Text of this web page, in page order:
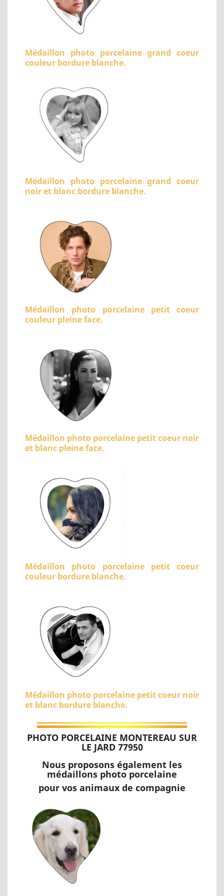
Médaillon photo porcelaine grand coeur
couleur bordure blanche.
Médaillon photo porcelaine grand coeur
noir et blanc bordure blanche.
Médaillon photo porcelaine petit coeur
couleur pleine face.
Médaillon photo porcelaine petit coeur noir
et blanc pleine face.
Médaillon photo porcelaine petit coeur
couleur bordure blanche.
Médaillon photo porcelaine petit coeur noir
et blanc bordure blanche.
PHOTO PORCELAINE MONTEREAU SUR
LE JARD 77950
Nous proposons également les
médaillons photo porcelaine
pour vos animaux de compagnie